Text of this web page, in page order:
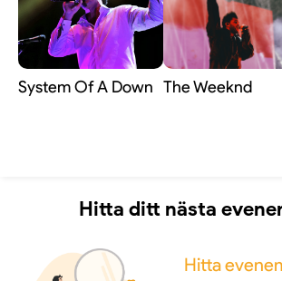
System Of A Down The Weeknd
Hitta ditt nästa
Hitta